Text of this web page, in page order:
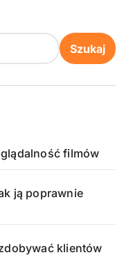
Szukaj
filmów
ją poprawnie
klientów